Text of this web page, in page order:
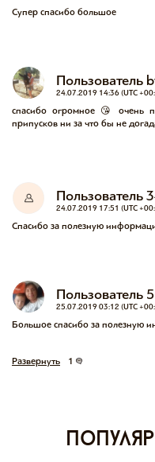
Супер спасибо большое
Пользователь
24.07.2019 14:36 (UTC
спасибо огромное 😘 очень
припусков ни за что бы не
Пользователь
24.07.2019 17:51 (UTC
Спасибо за полезную
Пользователь
25.07.2019 03:12 (UTC
Большое спасибо за полезную
Развернуть 1